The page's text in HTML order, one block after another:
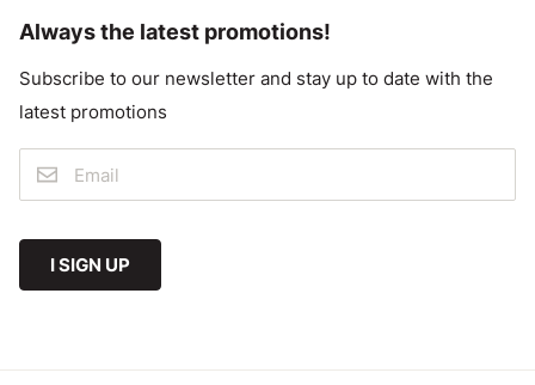
Always the latest promotions!
Subscribe to our newsletter and stay up to date with the
latest promotions
I SIGN UP